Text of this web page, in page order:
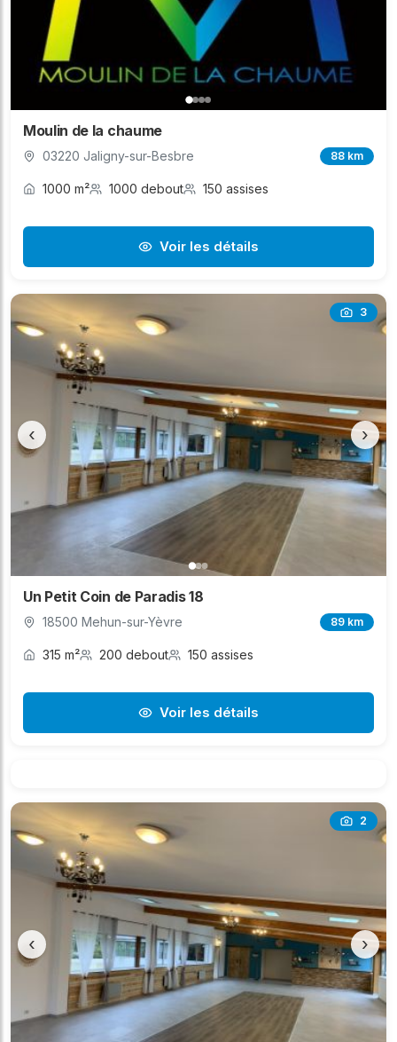
Moulin de la chaume
03220 Jaligny-sur-Besbre 88 km
1000 m² 1000 debout 150 assises
Voir les détails
3
‹ ›
Un Petit Coin de Paradis 18
18500 Mehun-sur-Yèvre 89 km
315 m² 200 debout 150 assises
Voir les détails
2
‹ ›